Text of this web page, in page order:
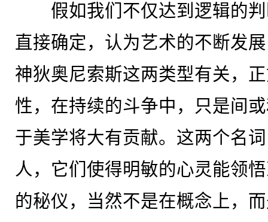
假如我们不仅达到逻辑的判
直接确定，认为艺术的不断发
神狄奥尼索斯这两类型有关，
性，在持续的斗争中，只是间
于美学将大有贡献。这两个名
人，它们使得明敏的心灵能领
的秘仪，当然不是在概念上，